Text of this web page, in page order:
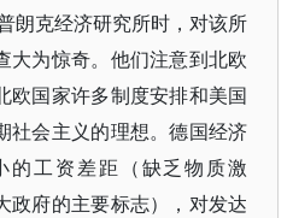
朗克经济研究所时，对该所
大为惊奇。他们注意到北欧
欧国家许多制度安排和美国
社会主义的理想。德国经济
的工资差距（缺乏物质激
政府的主要标志），对发达